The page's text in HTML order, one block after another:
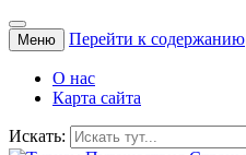
Меню Перейти к содержанию
О нас
Карта сайта
Искать: